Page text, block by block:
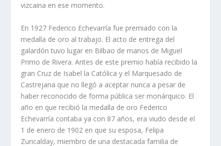
vizcaina en ese momento.
En 1927 Federico Echevarría fue premiado con la
medalla de oro al trabajo. El acto de entrega del
galardón tuvo lugar en Bilbao de manos de Miguel
Primo de Rivera. Antes de este premio había recibido la
gran Cruz de Isabel la Católica y el Marquesado de
Castrejana que no llegó a aceptar nunca a pesar de
haber reconocido de forma pública ser monárquico. El
año en que recibió la medalla de oro Federico
Echevarría contaba ya con 87 años, era viudo desde el
1 de enero de 1902 en que su esposa, Felipa
Zuricalday, miembro de una destacada familia de